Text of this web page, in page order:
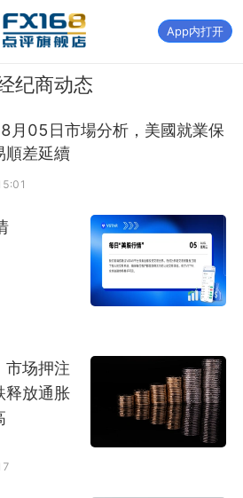
App内打开
纪商动态
05日市場分析，美國就業保
順差延續
场押注
释放通胀